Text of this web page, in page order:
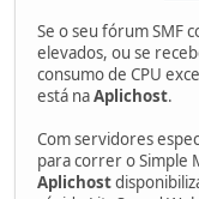
Se o seu fórum SMF
elevados, ou se
consumo de CPU
está naAplichost.
Com servidores
para correr o Simple
Aplichost